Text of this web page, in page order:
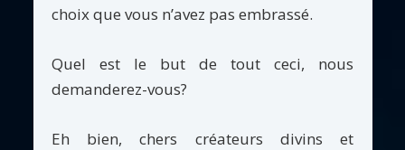
choix que vous n’avez pas embrassé.
Quel est le but de tout ceci, nous
demanderez-vous?
Eh bien, chers créateurs divins et